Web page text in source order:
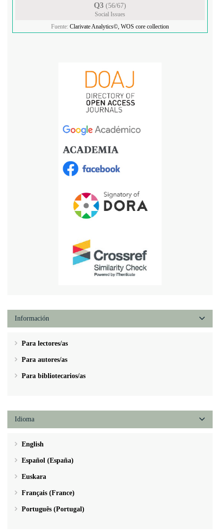
Q3 (56/67)
Social Issues
Fuente: Clarivate Analytics©, WOS core collection
Información
Para lectores/as
Para autores/as
Para bibliotecarios/as
Idioma
English
Español (España)
Euskara
Français (France)
Português (Portugal)